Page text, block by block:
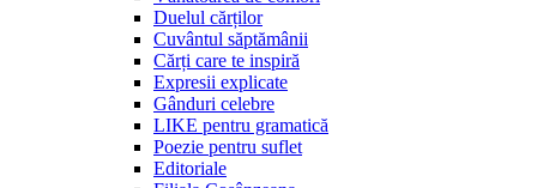
Duelul cărților
Cuvântul săptămânii
Cărți care te inspiră
Expresii explicate
Gânduri celebre
LIKE pentru gramatică
Poezie pentru suflet
Editoriale